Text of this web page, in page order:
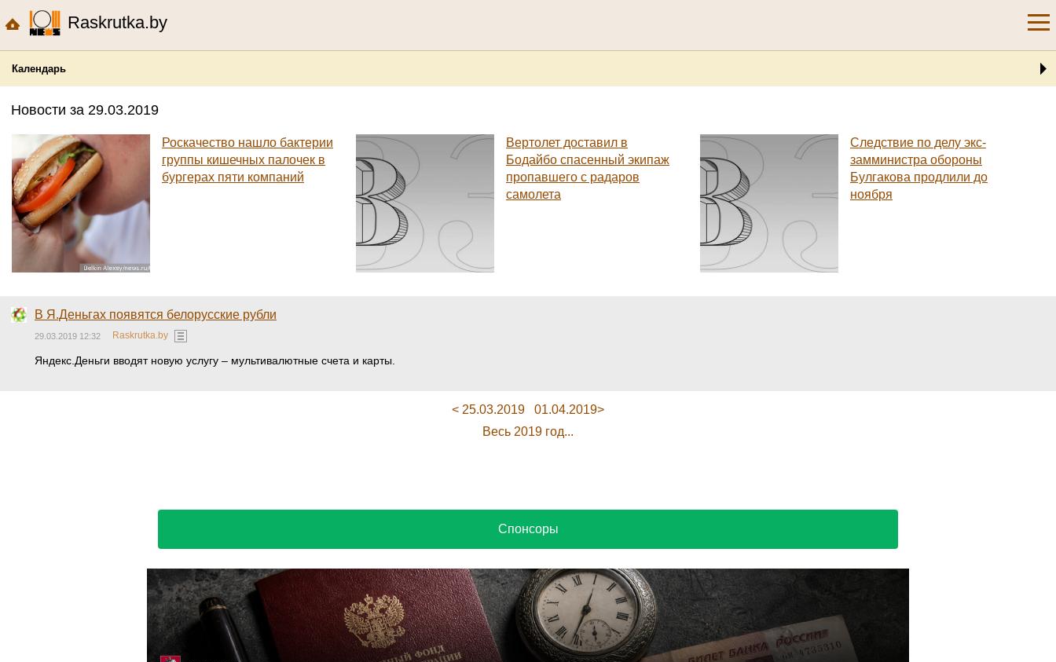
Raskrutka.by
Календарь
Новости за 29.03.2019
Роскачество нашло бактерии
группы кишечных палочек в
бургерах пяти компаний
Вертолет доставил в
Бодайбо спасенный экипаж
пропавшего с радаров
самолета
Следствие по делу экс-
замминистра обороны
Булгакова продлили до
ноября
В Я.Деньгах появятся белорусские рубли
29.03.2019 12:32 Raskrutka.by
Яндекс.Деньги вводят новую услугу – мультивалютные счета и карты.
< 25.03.2019
01.04.2019>
Весь 2019 год...
Спонсоры